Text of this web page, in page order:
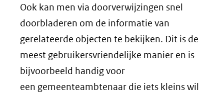
Ook kan men via doorverwijzingen snel
doorbladeren om de informatie van
gerelateerde objecten te bekijken. Dit is de
meest gebruikersvriendelijke manier en is
bijvoorbeeld handig voor
een gemeenteambtenaar die iets kleins wil